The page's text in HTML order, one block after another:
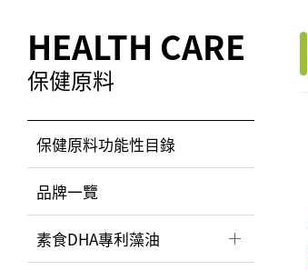
HEALTH CARE
保健原料
保健原料功能性目錄
品牌一覽
素食DHA專利藻油